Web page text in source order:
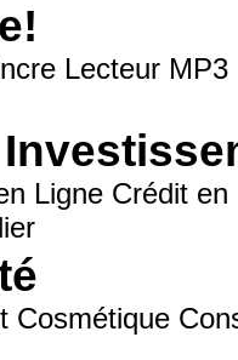
Lecteur
Ligne Crédit
Cosmétique